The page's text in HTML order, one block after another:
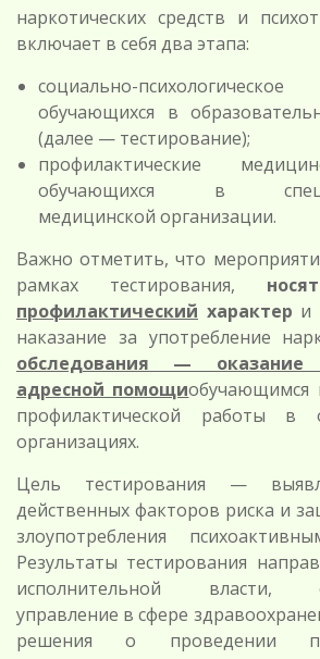
наркотических средств и
включает в себя два этапа:
социально-
обучающихся в
(далее — тестирование);
профилактические
обучающихся в
медицинской организации.
Важно отметить, что
рамках тестирования,
профилактический характер и
наказание за употребление
обследования — оказание
адресной помощиобучающимся
профилактической работы в
организациях.
Цель тестирования —
действенных факторов риска и
злоупотребления
Результаты тестирования
исполнительной власти,
управление в сфере
решения о проведении